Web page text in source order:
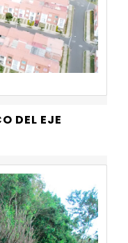
DEL EJE